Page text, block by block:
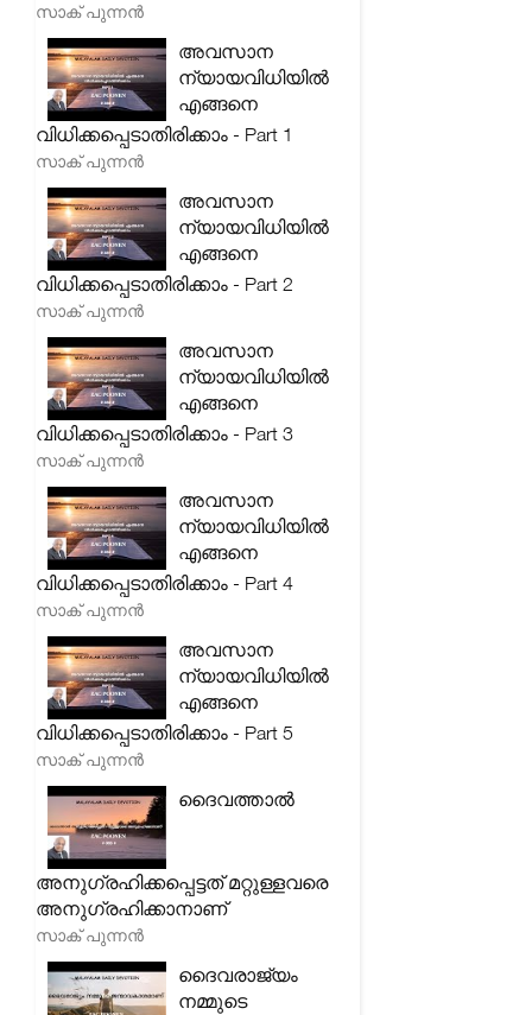
സാക് പുന്നൻ
അവസാന
ന്യായവിധിയിൽ
എങ്ങനെ
വിധിക്കപ്പെടാതിരിക്കാം - Part 1
സാക് പുന്നൻ
അവസാന
ന്യായവിധിയിൽ
എങ്ങനെ
വിധിക്കപ്പെടാതിരിക്കാം - Part 2
സാക് പുന്നൻ
അവസാന
ന്യായവിധിയിൽ
എങ്ങനെ
വിധിക്കപ്പെടാതിരിക്കാം - Part 3
സാക് പുന്നൻ
അവസാന
ന്യായവിധിയിൽ
എങ്ങനെ
വിധിക്കപ്പെടാതിരിക്കാം - Part 4
സാക് പുന്നൻ
അവസാന
ന്യായവിധിയിൽ
എങ്ങനെ
വിധിക്കപ്പെടാതിരിക്കാം - Part 5
സാക് പുന്നൻ
ദൈവത്താൽ
അനുഗ്രഹിക്കപ്പെട്ടത് മറ്റുള്ളവരെ
അനുഗ്രഹിക്കാനാണ്
സാക് പുന്നൻ
ദൈവരാജ്യം
നമ്മുടെ